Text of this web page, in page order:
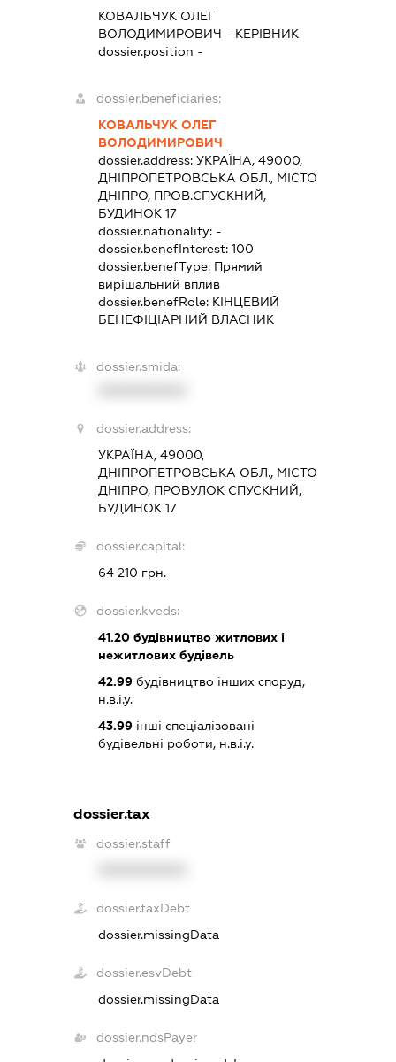
КОВАЛЬЧУК ОЛЕГ
ВОЛОДИМИРОВИЧ - КЕРІВНИК
dossier.position -
dossier.beneficiaries:
КОВАЛЬЧУК ОЛЕГ
ВОЛОДИМИРОВИЧ
dossier.address: УКРАЇНА, 49000,
ДНІПРОПЕТРОВСЬКА ОБЛ., МІСТО
ДНІПРО, ПРОВ.СПУСКНИЙ,
БУДИНОК 17
dossier.nationality: -
dossier.benefInterest: 100
dossier.benefType: Прямий
вирішальний вплив
dossier.benefRole: КІНЦЕВИЙ
БЕНЕФІЦІАРНИЙ ВЛАСНИК
dossier.smida:
dossier.address:
УКРАЇНА, 49000,
ДНІПРОПЕТРОВСЬКА ОБЛ., МІСТО
ДНІПРО, ПРОВУЛОК СПУСКНИЙ,
БУДИНОК 17
dossier.capital:
64 210 грн.
dossier.kveds:
41.20будівництво житлових і
нежитлових будівель
42.99будівництво інших споруд,
н.в.і.у.
43.99інші спеціалізовані
будівельні роботи, н.в.і.у.
dossier.tax
dossier.staff
dossier.taxDebt
dossier.missingData
dossier.esvDebt
dossier.missingData
dossier.ndsPayer